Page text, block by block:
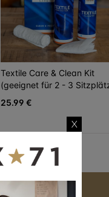
Textile Care & Clean Kit
(geeignet für 2 - 3
25.99 €
X